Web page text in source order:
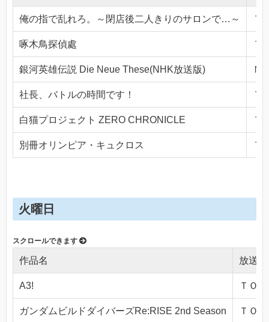
俺の指で乱れろ。～閉店後二人きりのサロンで…～ Ｔ
啄木鳥探偵處 Ｔ
銀河英雄伝説 Die Neue These(NHK放送版) Ｎ
社長、バトルの時間です！ Ｔ
白猫プロジェクト ZERO CHRONICLE Ｔ
別冊オリンピア・キュクロス Ｔ
火曜日
作品名 放送局
A3! ＴＯ
ガンダムビルドダイバーズRe:RISE 2nd Season ＴＯ